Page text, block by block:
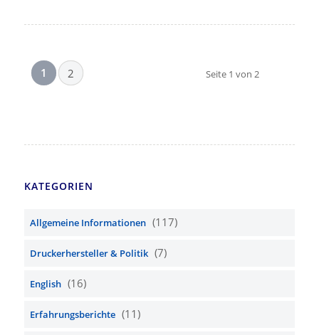
Seite 1 von 2
1 2
KATEGORIEN
Allgemeine Informationen (117)
Druckerhersteller & Politik (7)
English (16)
Erfahrungsberichte (11)